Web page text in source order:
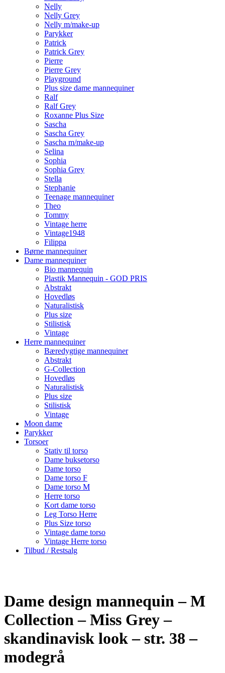
Nelly
Nelly Grey
Nelly m/make-up
Parykker
Patrick
Patrick Grey
Pierre
Pierre Grey
Playground
Plus size dame mannequiner
Ralf
Ralf Grey
Roxanne Plus Size
Sascha
Sascha Grey
Sascha m/make-up
Selina
Sophia
Sophia Grey
Stella
Stephanie
Teenage mannequiner
Theo
Tommy
Vintage herre
Vintage1948
Filippa
Børne mannequiner
Dame mannequiner
Bio mannequin
Plastik Mannequin - GOD PRIS
Abstrakt
Hovedløs
Naturalistisk
Plus size
Stilistisk
Vintage
Herre mannequiner
Bæredygtige mannequiner
Abstrakt
G-Collection
Hovedløs
Naturalistisk
Plus size
Stilistisk
Vintage
Moon dame
Parykker
Torsoer
Stativ til torso
Dame buksetorso
Dame torso
Dame torso F
Dame torso M
Herre torso
Kort dame torso
Leg Torso Herre
Plus Size torso
Vintage dame torso
Vintage Herre torso
Tilbud / Restsalg
Dame design mannequin – M
Collection – Miss Grey –
skandinavisk look – str. 38 –
modegrå